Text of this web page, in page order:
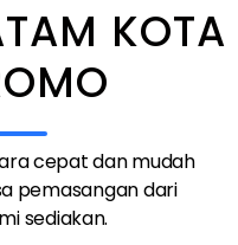
KOTA
cepat dan mudah
pemasangan dari
sediakan.